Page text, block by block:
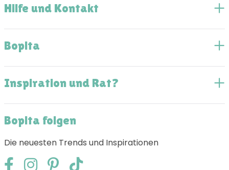
Hilfe und Kontakt
Bopita
Inspiration und Rat?
Bopita folgen
Die neuesten Trends und Inspirationen